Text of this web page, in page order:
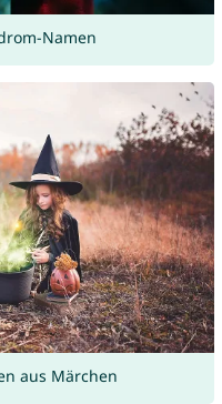
Namen
aus Märchen